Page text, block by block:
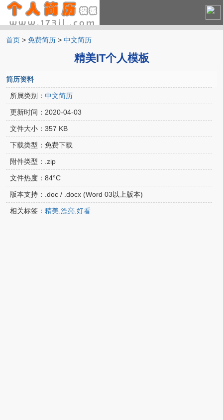
中文简历
首页 > 免费简历 > 中文简历
精美IT个人模板
简历资料
所属类别： 中文简历
更新时间： 2020-04-03
文件大小： 357 KB
下载类型： 免费下载
附件类型： .zip
文件热度： 84°C
版本支持： .doc / .docx (Word 03以上版本)
相关标签： 精美 漂亮 好看